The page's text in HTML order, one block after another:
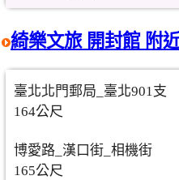
綺樂文旅 開封館 附
臺北北門郵局_臺北901支
164公尺
博愛路_漢口街_相機街
165公尺